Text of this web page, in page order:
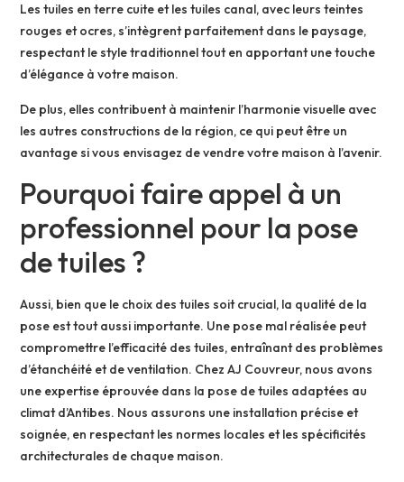
Les tuiles en terre cuite et les tuiles canal, avec leurs teintes
rouges et ocres, s’intègrent parfaitement dans le paysage,
respectant le style traditionnel tout en apportant une touche
d’élégance à votre maison.
De plus, elles contribuent à maintenir l’harmonie visuelle avec
les autres constructions de la région, ce qui peut être un
avantage si vous envisagez de vendre votre maison à l’avenir.
Pourquoi faire appel à un
professionnel pour la pose
de tuiles ?
Aussi, bien que le choix des tuiles soit crucial, la qualité de la
pose est tout aussi importante. Une pose mal réalisée peut
compromettre l’efficacité des tuiles, entraînant des problèmes
d’étanchéité et de ventilation. Chez AJ Couvreur, nous avons
une expertise éprouvée dans la pose de tuiles adaptées au
climat d’Antibes. Nous assurons une installation précise et
soignée, en respectant les normes locales et les spécificités
architecturales de chaque maison.